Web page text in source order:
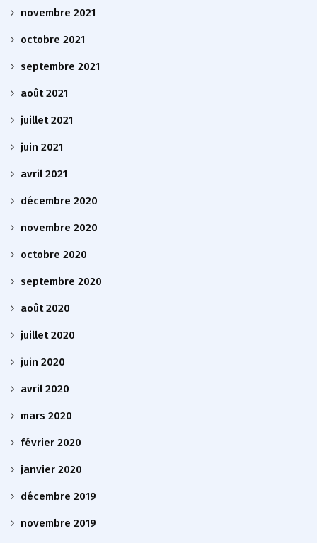
novembre 2021
octobre 2021
septembre 2021
août 2021
juillet 2021
juin 2021
avril 2021
décembre 2020
novembre 2020
octobre 2020
septembre 2020
août 2020
juillet 2020
juin 2020
avril 2020
mars 2020
février 2020
janvier 2020
décembre 2019
novembre 2019